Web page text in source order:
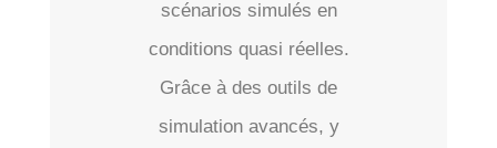
scénarios simulés en
conditions quasi réelles.
Grâce à des outils de
simulation avancés, y